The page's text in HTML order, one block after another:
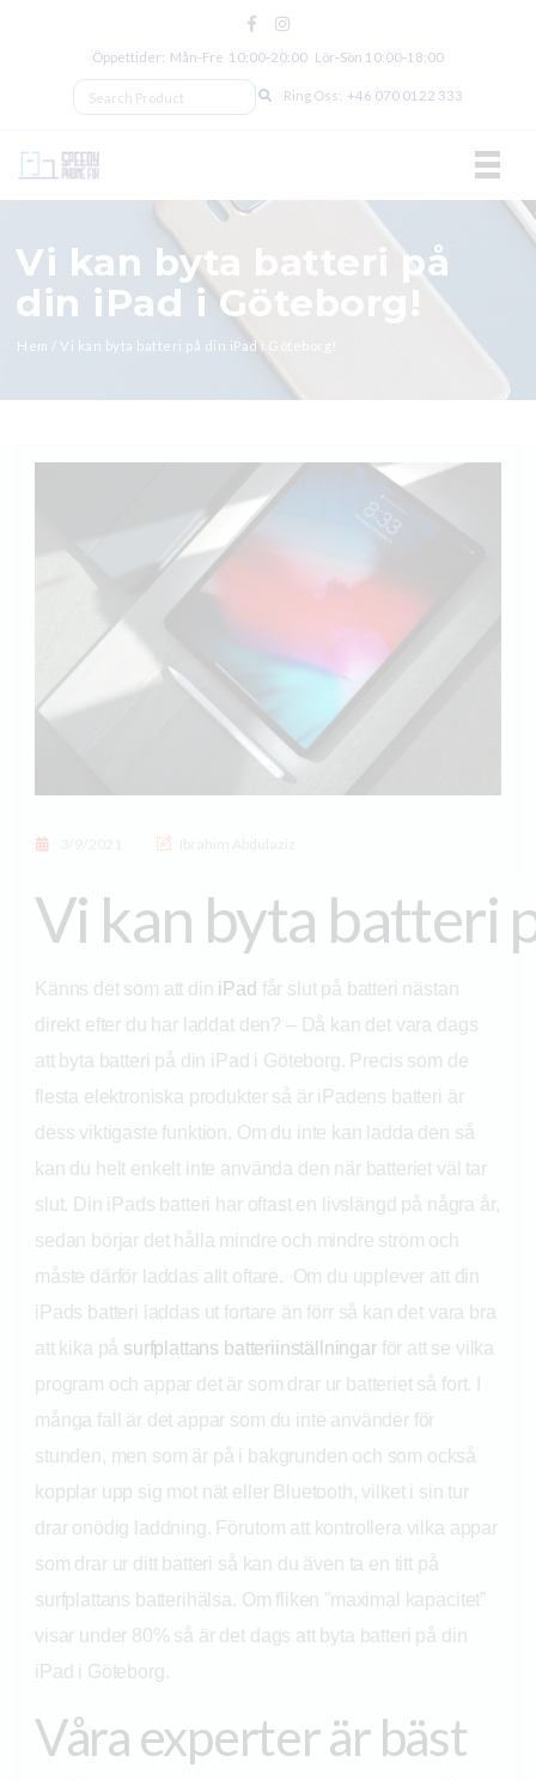
Öppettider: Mån‑Fre 10:00‑20:00 Lör‑Sön 10:00‑18:00
Ring Oss: +46 070 0122 333
Vi kan byta batteri på
din iPad i Göteborg!
Hem / Vi kan byta batteri på din iPad i Göteborg!
Vi kan byta batteri
Känns det som att din iPad får slut på batteri nästan
direkt efter du har laddat den? – Då kan det vara dags
att byta batteri på din iPad i Göteborg. Precis som de
flesta elektroniska produkter så är iPadens batteri är
dess viktigaste funktion. Om du inte kan ladda den så
kan du helt enkelt inte använda den när batteriet väl tar
slut. Din iPads batteri har oftast en livslängd på några år,
sedan börjar det hålla mindre och mindre ström och
måste därför laddas allt oftare. Om du upplever att din
iPads batteri laddas ut fortare än förr så kan det vara bra
att kika på surfplattans batteriinställningarför att se vilka
program och appar det är som drar ur batteriet så fort. I
många fall är det appar som du inte använder för
stunden, men som är på i bakgrunden och som också
kopplar upp sig mot nät eller Bluetooth, vilket i sin tur
drar onödig laddning. Förutom att kontrollera vilka appar
som drar ur ditt batteri så kan du även ta en titt på
surfplattans batterihälsa. Om fliken ”maximal kapacitet”
visar under 80% så är det dags att byta batteri på din
iPad i Göteborg.
Våra experter är bäst